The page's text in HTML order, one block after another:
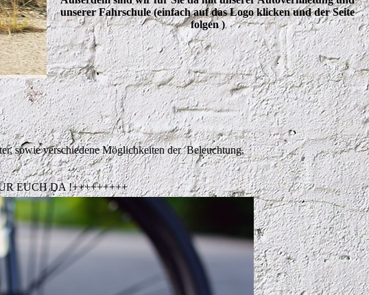
unserer Fahrschule (einfach auf das Logo klicken und der Seite
folgen )
sowie verschiedene Möglichkeiten der Beleuchtung,
EUCH DA !+++++++++